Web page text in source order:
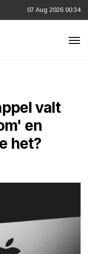
07 Aug 2026 00:34
valt
en
het?